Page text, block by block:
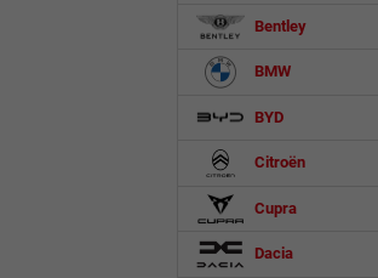
Bentley
BMW
BYD
Citroën
Cupra
Dacia